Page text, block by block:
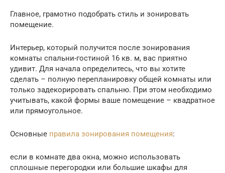
Главное, грамотно подобрать стиль и зонировать
помещение.
Интерьер, который получится после зонирования
комнаты спальни-гостиной 16 кв. м, вас приятно
удивит. Для начала определитесь, что вы хотите
сделать – полную перепланировку общей комнаты или
только задекорировать спальню. При этом необходимо
учитывать, какой формы ваше помещение – квадратное
или прямоугольное.
Основные правила зонирования помещения:
если в комнате два окна, можно использовать
сплошные перегородки или большие шкафы для